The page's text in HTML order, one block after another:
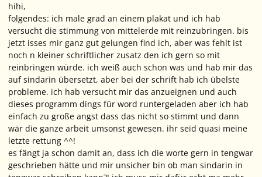
hihi,
folgendes: ich male grad an einem plakat und ich hab
versucht die stimmung von mittelerde mit reinzubringen. bis
jetzt isses mir ganz gut gelungen find ich, aber was fehlt ist
noch n kleiner schriftlicher zusatz den ich gern so mit
reinbringen würde. ich weiß auch schon was und hab mir das
auf sindarin übersetzt, aber bei der schrift hab ich übelste
probleme. ich hab versucht mir das anzueignen und auch
dieses programm dings für word runtergeladen aber ich hab
einfach zu große angst dass das nicht so stimmt und dann
wär die ganze arbeit umsonst gewesen. ihr seid quasi meine
letzte rettung ^^!
es fängt ja schon damit an, dass ich die worte gern in tengwar
geschrieben hätte und mir unsicher bin ob man sindarin in